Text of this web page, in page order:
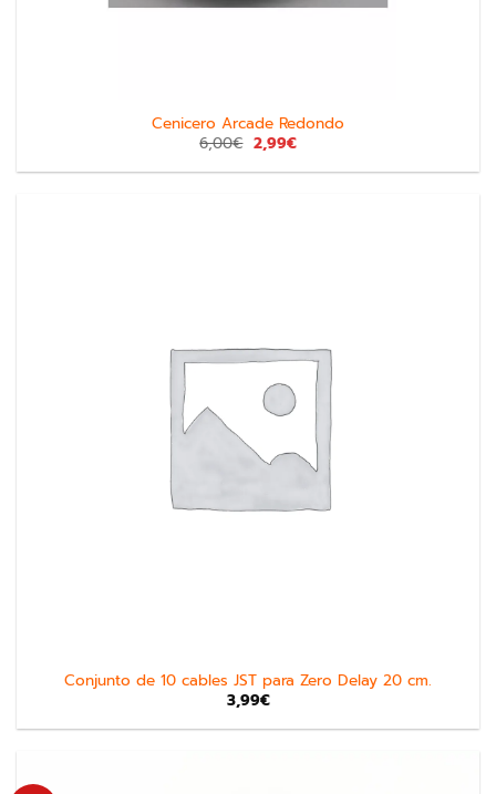
Cenicero Arcade Redondo
6,00€ 2,99€
Conjunto de 10 cables JST para Zero Delay 20 cm.
3,99€